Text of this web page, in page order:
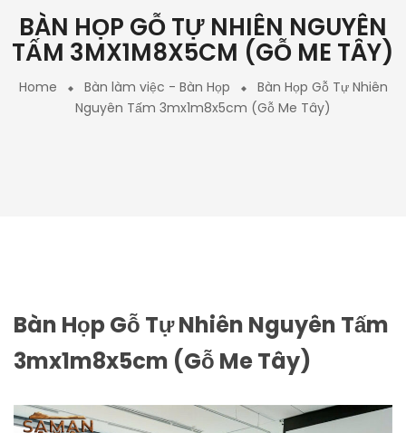
BÀN HỌP GỖ TỰ NHIÊN NGUYÊN
TẤM 3MX1M8X5CM (GỖ ME TÂY)
Home Bàn làm việc - Bàn Họp
Bàn Họp Gỗ Tự Nhiên
Nguyên Tấm 3mx1m8x5cm (Gỗ Me Tây)
Bàn Họp Gỗ Tự Nhiên Nguyên Tấm
3mx1m8x5cm (Gỗ Me Tây)